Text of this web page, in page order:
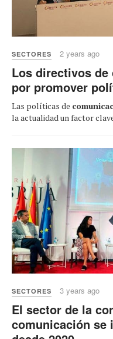
SECTORES 2 years ago
Los directivos de
por promover
Las políticas de
la actualidad un factor
SECTORES 3 years ago
El sector de la
comunicación se